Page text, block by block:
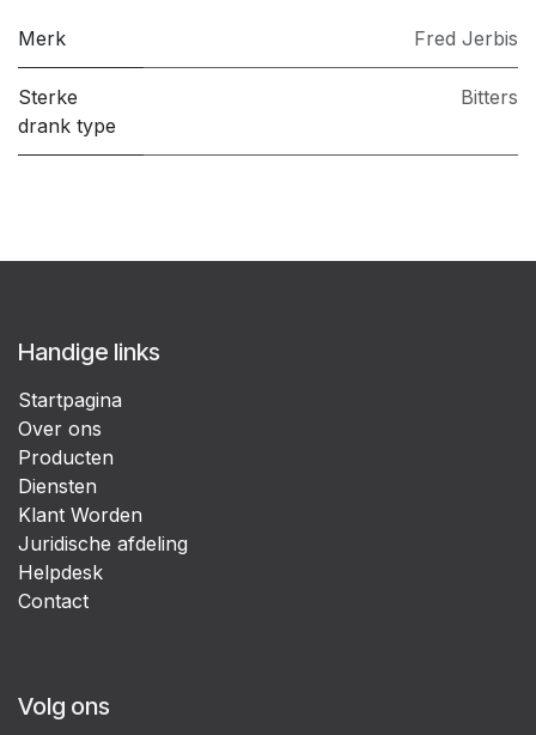
Merk Fred Jerbis
Sterke
drank type
Bitters
Handige links
Startpagina
Over ons
Producten
Diensten
Klant Worden
Juridische afdeling
Helpdesk
Contact
Volg ons